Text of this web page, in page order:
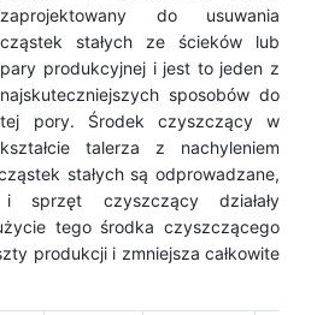
zaprojektowany do usuwania
cząstek stałych ze ścieków lub
pary produkcyjnej i jest to jeden z
najskuteczniejszych sposobów do
tej pory. Środek czyszczący w
kształcie talerza z nachyleniem
stałych są odprowadzane,
czyszczący działały
tego środka czyszczącego
produkcji i zmniejsza całkowite